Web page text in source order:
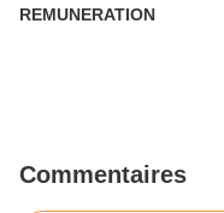
REMUNERATION
Commentaires